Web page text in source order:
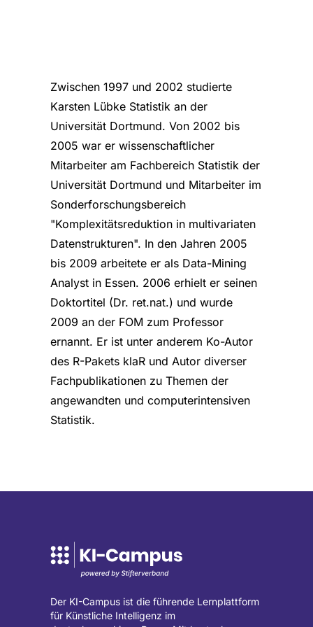
Zwischen 1997 und 2002 studierte
Karsten Lübke Statistik an der
Universität Dortmund. Von 2002 bis
2005 war er wissenschaftlicher
Mitarbeiter am Fachbereich Statistik der
Universität Dortmund und Mitarbeiter im
Sonderforschungsbereich
"Komplexitätsreduktion in multivariaten
Datenstrukturen". In den Jahren 2005
bis 2009 arbeitete er als Data-Mining
Analyst in Essen. 2006 erhielt er seinen
Doktortitel (Dr. ret.nat.) und wurde
2009 an der FOM zum Professor
ernannt. Er ist unter anderem Ko-Autor
des R-Pakets klaR und Autor diverser
Fachpublikationen zu Themen der
angewandten und computerintensiven
Statistik.
Der KI-Campus ist die führende Lernplattform
für Künstliche Intelligenz im